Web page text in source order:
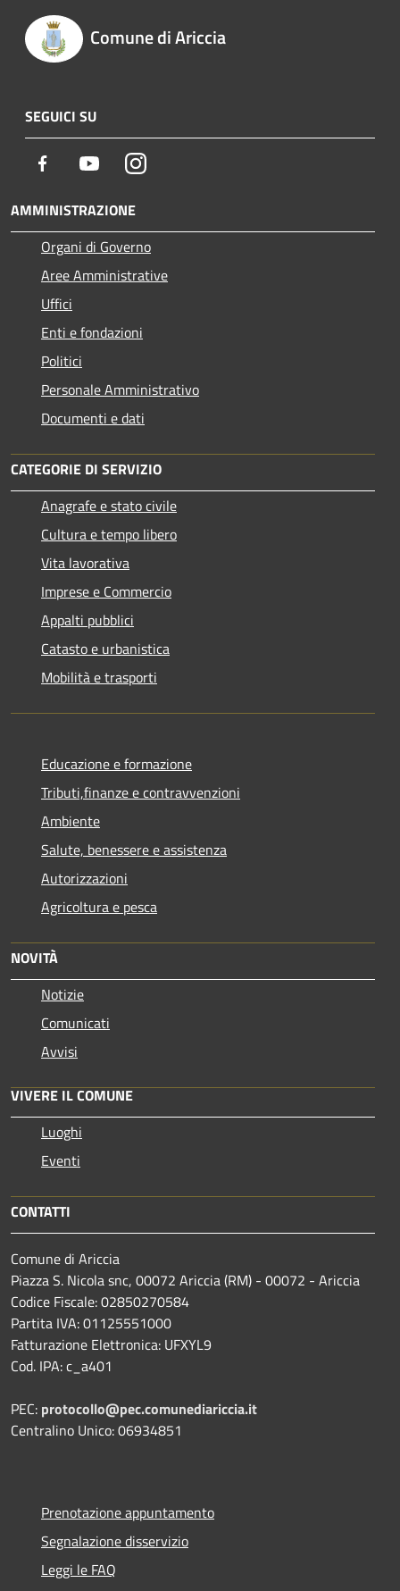
Comune di Ariccia
SEGUICI SU
Facebook YoutubeInstagram
AMMINISTRAZIONE
Organi di Governo
Aree Amministrative
Uffici
Enti e fondazioni
Politici
Personale Amministrativo
Documenti e dati
CATEGORIE DI SERVIZIO
Anagrafe e stato civile
Cultura e tempo libero
Vita lavorativa
Imprese e Commercio
Appalti pubblici
Catasto e urbanistica
Mobilità e trasporti
Educazione e formazione
Tributi,finanze e contravvenzioni
Ambiente
Salute, benessere e assistenza
Autorizzazioni
Agricoltura e pesca
NOVITÀ
Notizie
Comunicati
Avvisi
VIVERE IL COMUNE
Luoghi
Eventi
CONTATTI
Comune di Ariccia
Piazza S. Nicola snc, 00072 Ariccia (RM) - 00072 - Ariccia
Codice Fiscale: 02850270584
Partita IVA: 01125551000
Fatturazione Elettronica: UFXYL9
Cod. IPA: c_a401
PEC: protocollo@pec.comunediariccia.it
Centralino Unico: 06934851
Prenotazione appuntamento
Segnalazione disservizio
Leggi le FAQ